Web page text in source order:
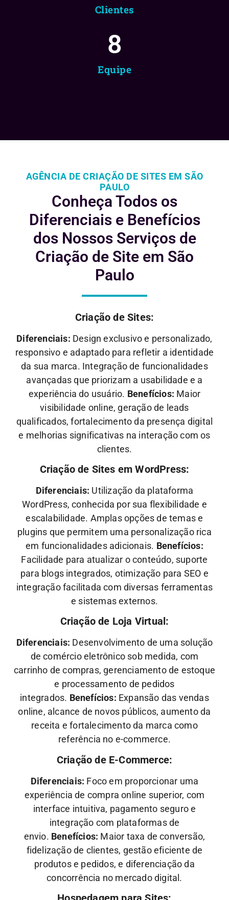
Clientes
Equipe
8
AGÊNCIA DE CRIAÇÃO DE SITES EM SÃO
PAULO
Conheça Todos os
Diferenciais e Benefícios
dos Nossos Serviços de
Criação de Site em São
Paulo
Criação de Sites:
Diferenciais: Design exclusivo e personalizado,
responsivo e adaptado para refletir a identidade
da sua marca. Integração de funcionalidades
avançadas que priorizam a usabilidade e a
experiência do usuário. Benefícios: Maior
visibilidade online, geração de leads
qualificados, fortalecimento da presença digital
e melhorias significativas na interação com os
clientes.
Criação de Sites em WordPress:
Diferenciais: Utilização da plataforma
WordPress, conhecida por sua flexibilidade e
escalabilidade. Amplas opções de temas e
plugins que permitem uma personalização rica
em funcionalidades adicionais. Benefícios:
Facilidade para atualizar o conteúdo, suporte
para blogs integrados, otimização para SEO e
integração facilitada com diversas ferramentas
e sistemas externos.
Criação de Loja Virtual:
Diferenciais: Desenvolvimento de uma solução
de comércio eletrônico sob medida, com
carrinho de compras, gerenciamento de estoque
e processamento de pedidos
integrados. Benefícios: Expansão das vendas
online, alcance de novos públicos, aumento da
receita e fortalecimento da marca como
referência no e-commerce.
Criação de E-Commerce:
Diferenciais: Foco em proporcionar uma
experiência de compra online superior, com
interface intuitiva, pagamento seguro e
integração com plataformas de
envio. Benefícios: Maior taxa de conversão,
fidelização de clientes, gestão eficiente de
produtos e pedidos, e diferenciação da
concorrência no mercado digital.